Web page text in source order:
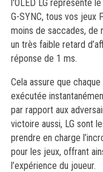
l'OLED LG représente
G-SYNC, tous vos jeux
moins de saccades, de
un très faible retard
réponse de 1 ms.
Cela assure que
exécutée
par rapport aux
victoire aussi, LG sont
prendre en charge
pour les jeux, offrant
l’expérience du joueur.